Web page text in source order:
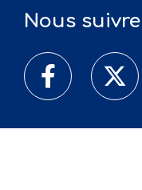
Nous suivre